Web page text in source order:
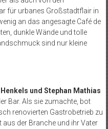
für urbanes Großstadtflair in
an das angesagte Café de
dunkle Wände und tolle
sind nur kleine
und Stephan Mathias
Bar. Als sie zumachte, bot
renovierten Gastrobetrieb zu
der Branche und ihr Vater